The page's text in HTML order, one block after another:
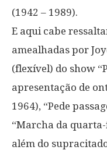
(1942 – 1989).
E aqui cabe
amealhadas por
(flexível) do show
apresentação de
1964), “Pede
“Marcha da quarta-
além do